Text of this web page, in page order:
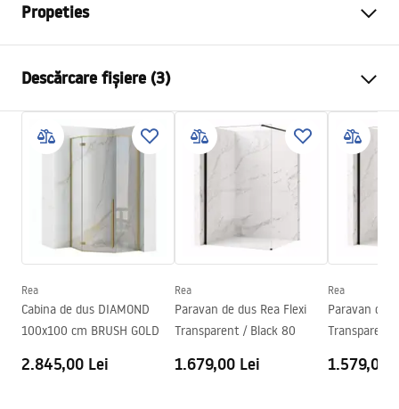
Propeties
Material
Tip baterie
Termostatată
Metodă de montaj
Suprafaţă
Reglare înălțime
Da Nu
Înălțime max.
mm
Reglare a presiunii
Sistem Anti-Calc
Da
Distanța dintre racorduri
150mm
Descărcare fișiere (3)
Informații de siguranță
Safety_Information_Shower_set.pdf
Condiții de garanție
Warranty_Terms_and_Conditions_Faucets_-_5.pdf
Instrucțiuni de asamblare
Rea
Cabina de dus DIAMOND
100x100 cm BRUSH GOLD
2.845,00 Lei
Rea
Paravan de dus Rea Flexi
Transparent / Black 80
1.679,00 Lei
Rea
Paravan de
Transparent
1.579,00